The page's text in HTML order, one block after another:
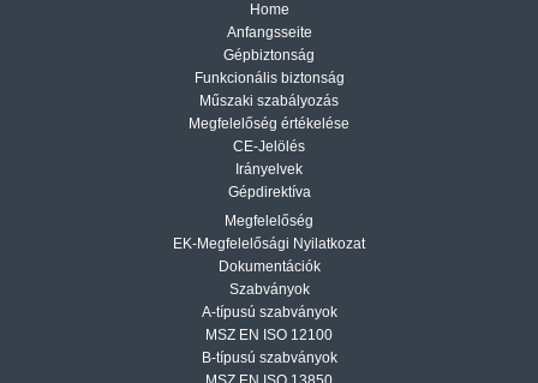
Home
Anfangsseite
Gépbiztonság
Funkcionális biztonság
Műszaki szabályozás
Megfelelőség értékelése
CE-Jelölés
Irányelvek
Gépdirektíva
Megfelelőség
EK-Megfelelősági Nyilatkozat
Dokumentációk
Szabványok
A-típusú szabványok
MSZ EN ISO 12100
B-típusú szabványok